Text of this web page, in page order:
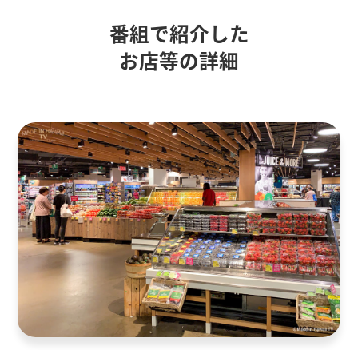
番組で紹介した
お店等の詳細